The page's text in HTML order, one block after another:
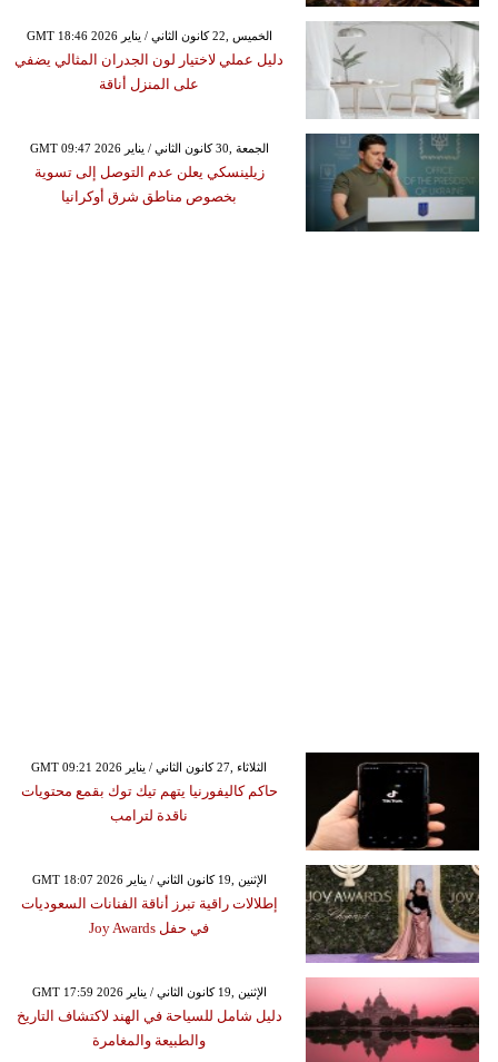
GMT 18:46 2026 الخميس ,22 كانون الثاني / يناير
دليل عملي لاختيار لون الجدران المثالي يضفي
على المنزل أناقة
GMT 09:47 2026 الجمعة ,30 كانون الثاني / يناير
زيلينسكي يعلن عدم التوصل إلى تسوية
بخصوص مناطق شرق أوكرانيا
GMT 09:21 2026 الثلاثاء ,27 كانون الثاني / يناير
حاكم كاليفورنيا يتهم تيك توك بقمع محتويات
ناقدة لترامب
GMT 18:07 2026 الإثنين ,19 كانون الثاني / يناير
إطلالات راقية تبرز أناقة الفنانات السعوديات
في حفل Joy Awards
GMT 17:59 2026 الإثنين ,19 كانون الثاني / يناير
دليل شامل للسياحة في الهند لاكتشاف التاريخ
والطبيعة والمغامرة